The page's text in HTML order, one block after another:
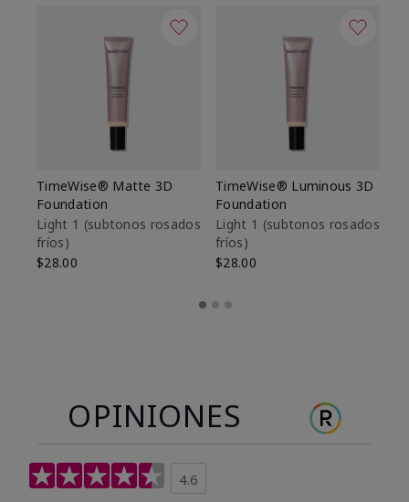
TimeWise® Matte 3D
Foundation
Light 1​ (subtonos rosados
fríos)
$28.00
TimeWise® Luminous 3D
Foundation
Light 1​ (subtonos rosados
fríos)
$28.00
OPINIONES
4.6